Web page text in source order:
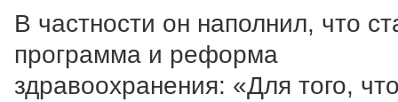
В частности он наполнил, что
программа и реформа
здравоохранения: «Для того,